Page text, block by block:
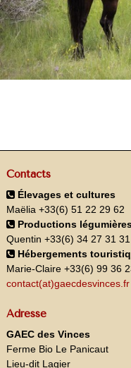
BLOG
Contacts
Élevages et cultures
Maëlia +33(6) 51 22 29 62
Productions
Quentin +33(6) 34 27 31 31
Hébergements
Marie-Claire +33(6) 99 36
contact(at)gaecdesvinces.fr
Adresse
GAEC des Vinces
Ferme Bio Le Panicaut
Lieu-dit Lagier